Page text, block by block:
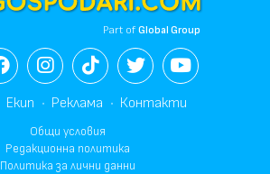
Part ofGlobal Group
Екип Реклама Контакти
Общи условия
Редакционна политика
Политика за лични данни